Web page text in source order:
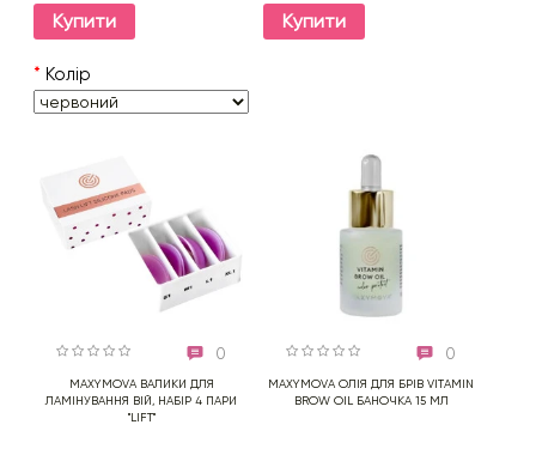
Купити
* Колір
Купити
0
MAXYMOVA ВАЛИКИ ДЛЯ
ЛАМІНУВАННЯ ВІЙ, НАБІР 4 ПАРИ
"LIFT"
0
MAXYMOVA ОЛІЯ ДЛЯ БРІВ VITAMIN
BROW OIL БАНОЧКА 15 МЛ